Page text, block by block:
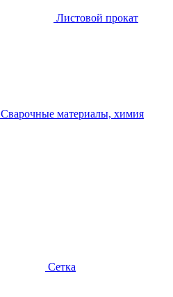
Листовой прокат
Сварочные материалы, химия
Сетка